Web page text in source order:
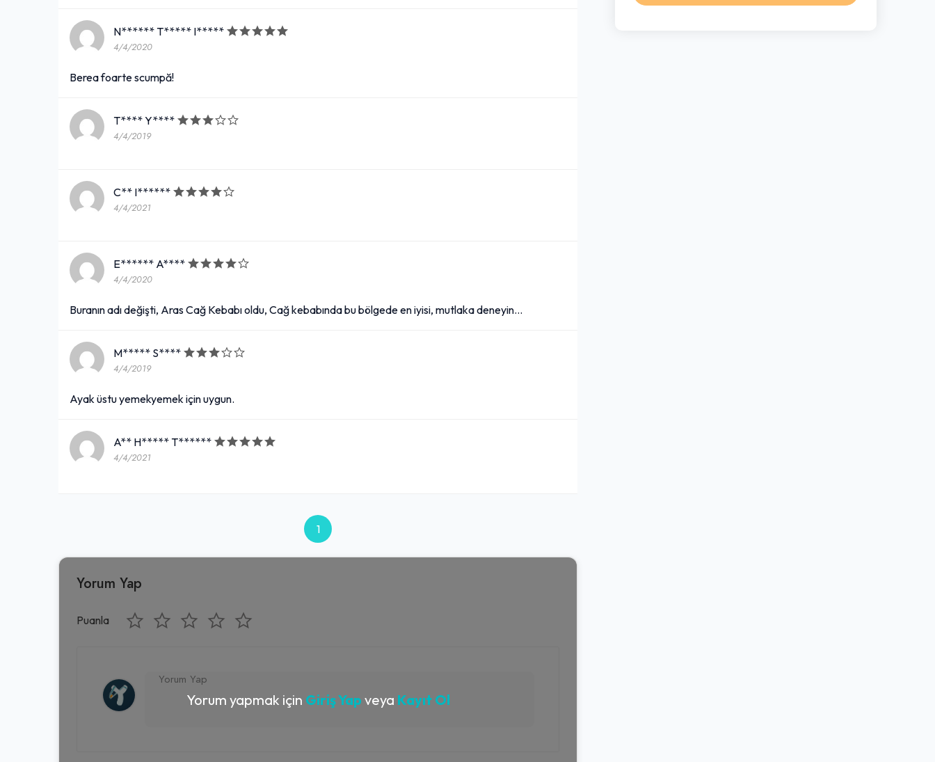
N****** T***** I*****
4/4/2020
Berea foarte scumpă!
T**** Y****
4/4/2019
C** I******
4/4/2021
E****** A****
4/4/2020
Buranın adı değişti, Aras Cağ Kebabı oldu, Cağ kebabında bu bölgede en iyisi, mutlaka deneyin...
M***** S****
4/4/2019
Ayak üstu yemekyemek için uygun.
A** H***** T******
4/4/2021
1
Yorum Yap
Puanla
Yorum yapmak için Giriş Yap veya Kayıt Ol